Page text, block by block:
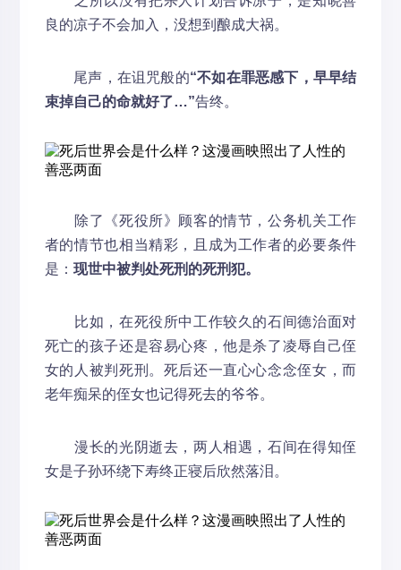
良的凉子不会加入，没想到酿成大祸。
尾声，在诅咒般的“不如在罪恶感下，早早结
束掉自己的命就好了…”告终。
除了《死役所》顾客的情节，公务机关工作
者的情节也相当精彩，且成为工作者的必要条件
是： 现世中被判处死刑的死刑犯。
比如，在死役所中工作较久的石间德治面对
死亡的孩子还是容易心疼，他是杀了凌辱自己侄
女的人被判死刑。死后还一直心心念念侄女，而
老年痴呆的侄女也记得死去的爷爷。
漫长的光阴逝去，两人相遇，石间在得知侄
女是子孙环绕下寿终正寝后欣然落泪。